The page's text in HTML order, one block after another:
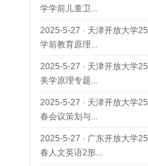
学学前儿童卫...
2025-5-27 · 天津开放大学25
学前教育原理...
2025-5-27 · 天津开放大学25
美学原理专题...
2025-5-27 · 天津开放大学25
春会议策划与...
2025-5-27 · 广东开放大学25
春人文英语2形...